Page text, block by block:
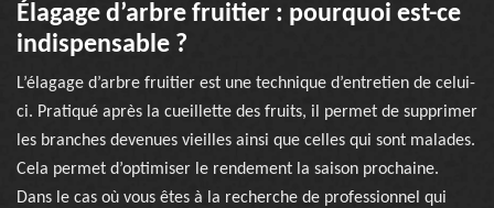
Élagage d’arbre fruitier : pourquoi est-ce
indispensable ?
L’élagage d’arbre fruitier est une technique d’entretien de celui-
ci. Pratiqué après la cueillette des fruits, il permet de supprimer
les branches devenues vieilles ainsi que celles qui sont malades.
Cela permet d’optimiser le rendement la saison prochaine.
Dans le cas où vous êtes à la recherche de professionnel qui